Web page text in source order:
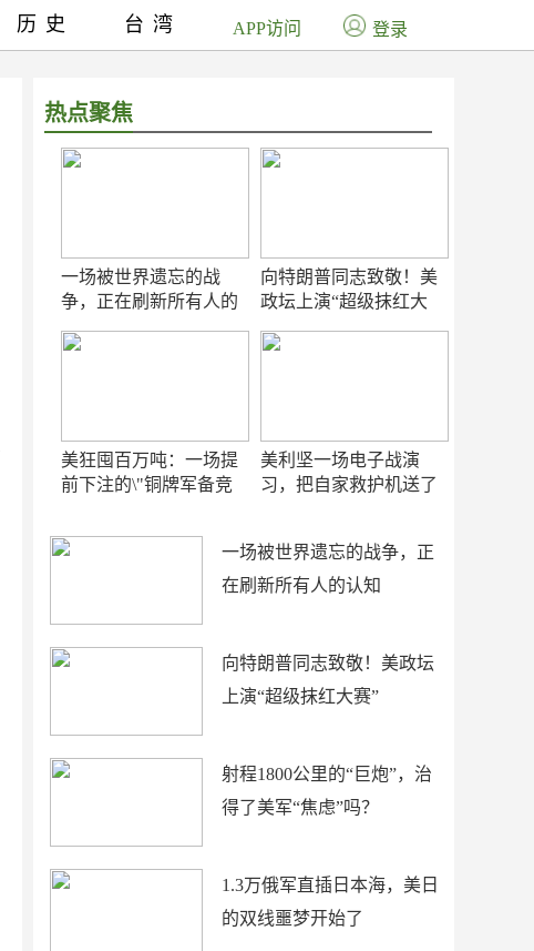
热点聚焦
一场被世界遗忘的战
争，正在刷新所有人的
向特朗普同志致敬！美
政坛上演“超级抹红大
美狂囤百万吨：一场提
前下注的\"铜牌军备竞
美利坚一场电子战演
习，把自家救护机送了
一场被世界遗忘的战争，正
在刷新所有人的认知
向特朗普同志致敬！美政坛
上演“超级抹红大赛”
射程1800公里的“巨炮”，治
得了美军“焦虑”吗？
1.3万俄军直插日本海，美日
的双线噩梦开始了
历史 台湾 APP访问 登录